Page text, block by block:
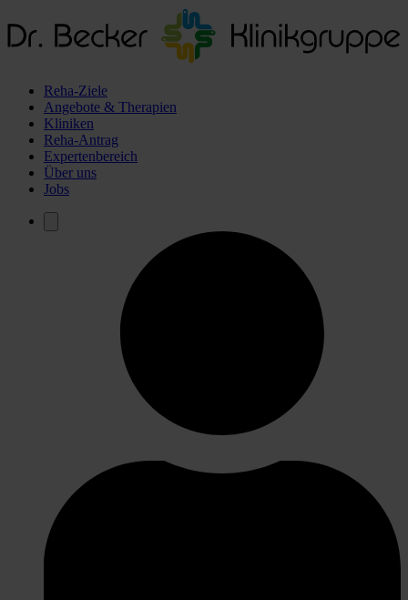
Reha-Ziele
Angebote & Therapien
Kliniken
Reha-Antrag
Expertenbereich
Über uns
Jobs